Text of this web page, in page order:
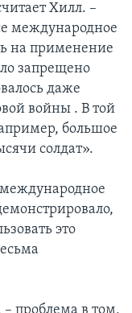
Хилл. –
международное
на применение
запрещено
даже
войны . В той
большое
солдат».
это